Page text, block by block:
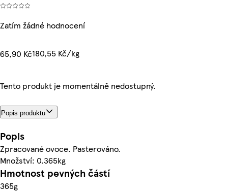
Zatím žádné hodnocení
65,90 Kč180,55 Kč/kg
Tento produkt je momentálně nedostupný.
Popis produktu
Popis
Zpracované ovoce. Pasterováno.
Množství: 0.365kg
Hmotnost pevných částí
365g